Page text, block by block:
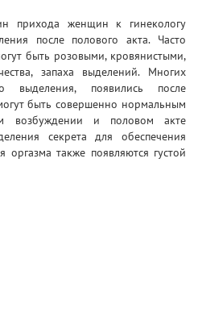
прихода женщин к гинекологу
после полового акта. Часто
быть розовыми, кровянистыми,
запаха выделений. Многих
появились после
быть совершенно нормальным
возбуждении и половом акте
секрета для обеспечения
также появляются густой